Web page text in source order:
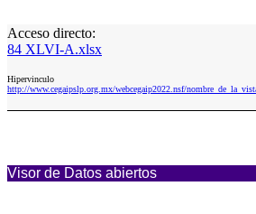
Acceso directo:
84 XLVI-A.xlsx
Hipervinculo
http://www.cegaipslp.org.mx/webcegaip2022.nsf/
Visor de Datos abiertos